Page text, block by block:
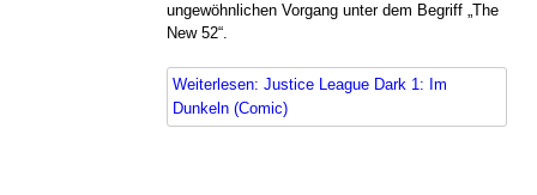
ungewöhnlichen Vorgang unter dem Begriff „The
New 52“.
Weiterlesen: Justice League Dark 1: Im
Dunkeln (Comic)